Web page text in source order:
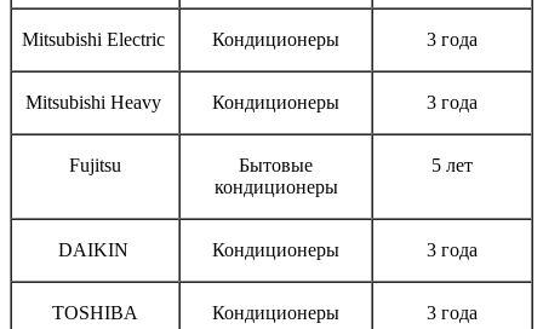
Mitsubishi Electric Кондиционеры 3 года
Mitsubishi Heavy Кондиционеры 3 года
Fujitsu
Бытовые
кондиционеры
5 лет
DAIKIN Кондиционеры 3 года
TOSHIBA Кондиционеры 3 года